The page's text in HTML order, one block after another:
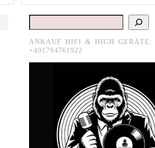
Suchen
ANKAUF HIFI & HIGH GERÄTE:
+491794761922